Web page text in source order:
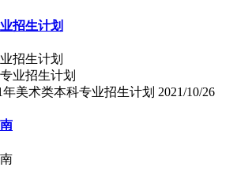
招生计划
招生计划
美术类本科专业招生计划 2021/10/26